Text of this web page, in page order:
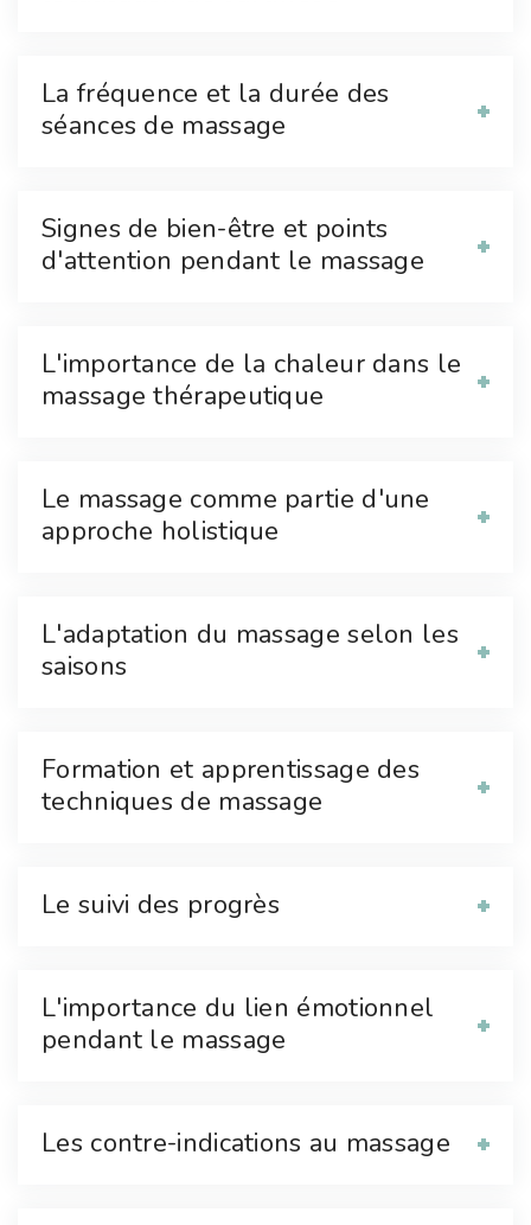
La fréquence et la durée des
séances de massage
Signes de bien-être et points
d'attention pendant le massage
L'importance de la chaleur dans le
massage thérapeutique
Le massage comme partie d'une
approche holistique
L'adaptation du massage selon les
saisons
Formation et apprentissage des
techniques de massage
Le suivi des progrès
L'importance du lien émotionnel
pendant le massage
Les contre-indications au massage